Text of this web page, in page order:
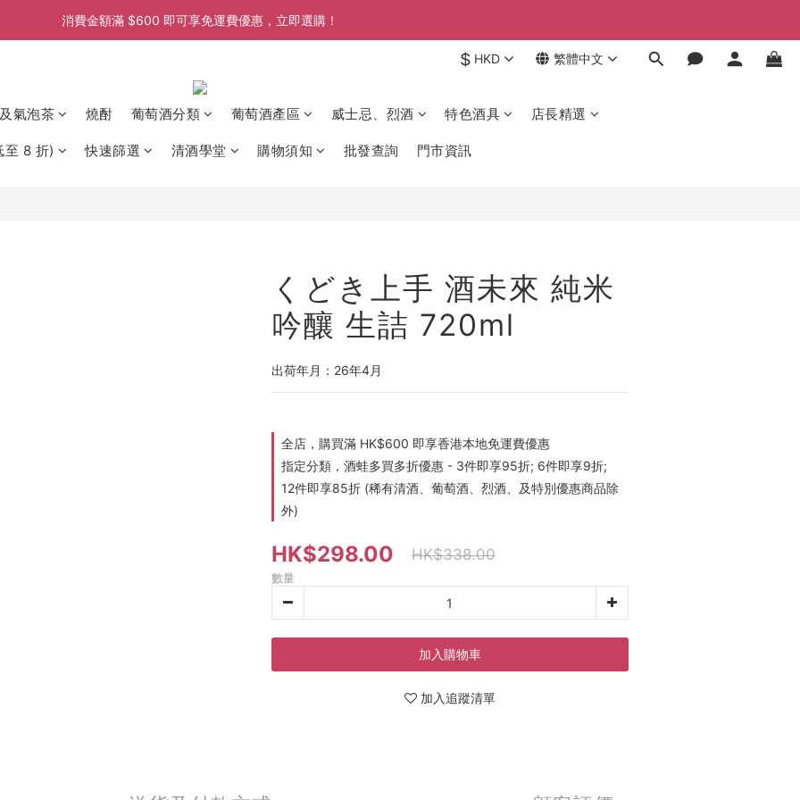
消費金額滿 $600 即可享免運費優惠，立即選購！
消費金額滿 $600 即可享免運費優惠，立即選購！
$ HKD 繁體中文
氣泡茶 燒酎 葡萄酒分類 葡萄酒產區 威士忌、烈酒 特色酒具 店長精選
至 8 折) 快速篩選 清酒學堂 購物須知 批發查詢 門市資訊
くどき上手 酒未來 純米
吟釀 生詰 720ml
出荷年月：26年4月
全店，購買滿 HK$600 即享香港本地免運費優惠
指定分類，酒蛙多買多折優惠 - 3件即享95折; 6件即享9折;
12件即享85折 (稀有清酒、葡萄酒、烈酒、及特別優惠商品除
外)
HK$298.00 HK$338.00
數量
加入購物車
加入追蹤清單